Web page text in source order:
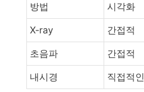
방법 시각화
X-ray
간접적
초음파
간접적
내시경
직접적인